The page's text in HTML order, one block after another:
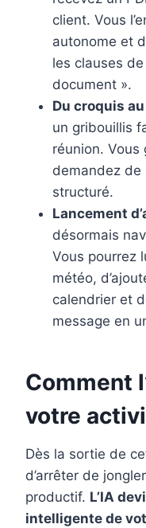
client. Vous
autonome et
les clauses
document ».
Du croquis
un gribouillis
réunion. Vous
demandez de
structuré.
Lancement
désormais
Vous pourrez
météo,
calendrier et
message en
Comment
votre
Dès la sortie de
d’arrêter de
productif. L’IA
intelligente de